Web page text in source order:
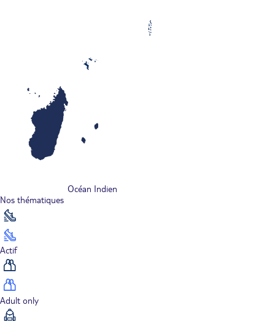
Océan Indien
Nos thématiques
Actif
Adult only